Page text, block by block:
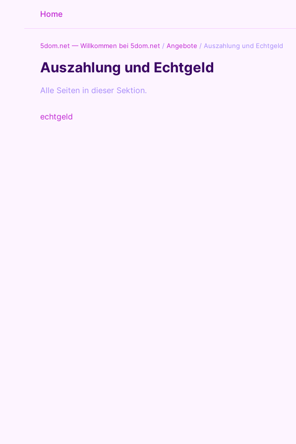
Home
5dom.net — Willkommen bei 5dom.net / Angebote / Auszahlung und Echtgeld
Auszahlung und Echtgeld
Alle Seiten in dieser Sektion.
echtgeld